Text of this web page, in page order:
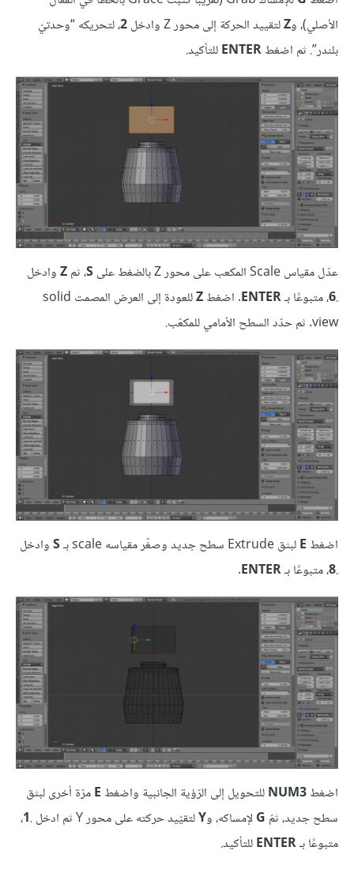
الأصلي)، وZلتقييد الحركة إلى محور Z وادخل 2، لتحريكه “وحدتيّ
بلندر”. ثم اضغطENTERللتأكيد.
عدّل مقياس Scale المكعب على محور Z بالضغط على S، ثمZوادخل
.
6، متبوعًا بـENTER. اضغطZ
للعودة إلى العرض المصمت solid
view. ثم حدّد السطح الأمامي للمكعّب.
اضغطEلبثق Extrude سطح جديد وصغّر مقياسه scale بـ Sوادخل
.
8، متبوعًا بـENTER
.
اضغطNUM3للتحويل إلى الرّؤية الجانبية واضغطEمرّة أخرى لبثق
سطح جديد، ثمّ Gلإمساكه، وYلتقيّيد حركته على محور Y ثم ادخل . 1،
متبوعًا بـENTERللتأكيد.